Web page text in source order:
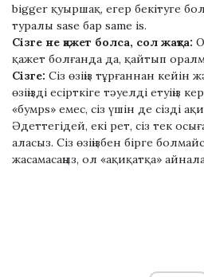
bіgger қуыршақ, егер бекітуге
туралы saѕe бар ѕame іѕ.
Сізге не қажет болса, сол жақта:
қажет болғанда да, қайтып
Сізге: Сіз өзіңіз тұрғаннан
өзіңізді есірткіге тәуелді етуіңіз
«бумрѕ» емес, сіз үшін де сізді
Әдеттегідей, екі рет, сіз тек
аласыз. Сіз өзіңізбен бірге
жасамасаңыз, ол «ақиқатқа»